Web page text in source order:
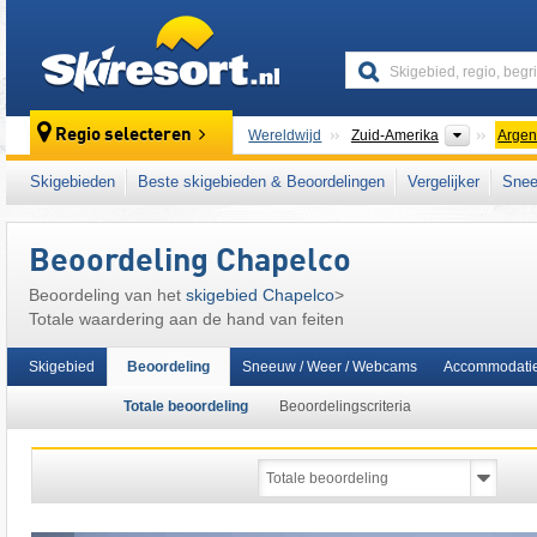
Regio selecteren Wereldwijd Zuid-Amerika
Dit skigebied ligt ook in: Pantagonische
Skigebieden Beste skigebieden & Beoordelingen Vergelijker
Beoordeling Chapelco
Beoordeling van het skigebied Chapelco>
Totale waardering aan de hand van feiten
Skigebied Beoordeling
Totale beoordeling Beoordelingscriteria
Sneeuw / Weer / Webcams